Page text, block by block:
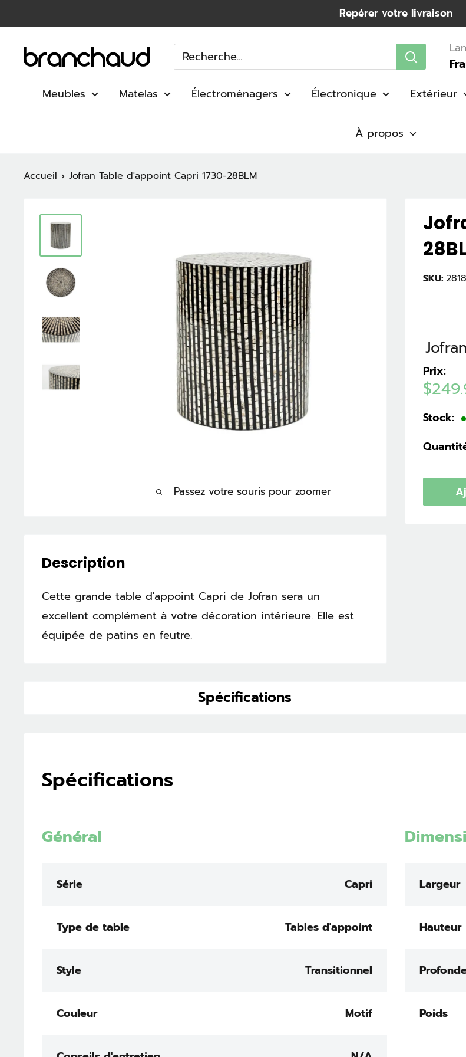
au
contenu
Repérer votre livraison
Branchaud
Meubles Matelas Électroménagers Électronique Extérieur
À propos
Accueil Jofran Table d'appoint Capri 1730-28BLM
Passez votre souris pour zoomer
SKU:
Jofran
Prix:
Prix
Stock:
Description
Cette grande table d'appoint Capri de Jofran sera un
excellent complément à votre décoration intérieure. Elle est
équipée de patins en feutre.
Spécifications
Spécifications
Général
Série Capri
Type de table Tables d'appoint
Style Transitionnel
Couleur Motif
Largeur
Hauteur
Poids